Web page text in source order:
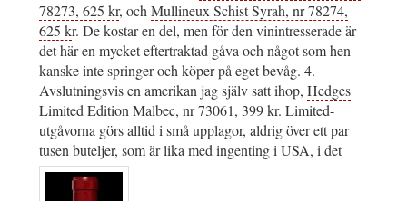
78273, 625 kr, och Mullineux Schist Syrah, nr 78274,
625 kr. De kostar en del, men för den vinintresserade är
det här en mycket eftertraktad gåva och något som hen
kanske inte springer och köper på eget bevåg. 4.
Avslutningsvis en amerikan jag själv satt ihop, Hedges
Limited Edition Malbec, nr 73061, 399 kr. Limited-
utgåvorna görs alltid i små upplagor, aldrig över ett par
tusen buteljer, som är lika med ingenting i USA, i det